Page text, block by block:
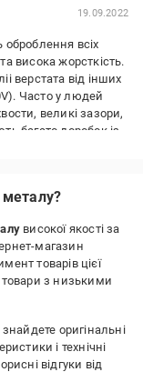
19.09.2022
оброблення всіх
висока жорсткість.
верстата від інших
Часто у людей
великі зазори,
багато доробок із
відсутність
мийки. Дає гарну
брати
металу?
високої якості за
магазин
товарів цієї
з низькими
оригінальні
і технічні
відгуки від